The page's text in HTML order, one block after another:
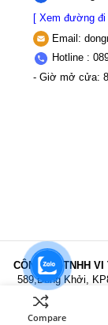
[ Xem đường đi
Email:
Hotline :
- Giờ mở cửa:
CÔNG TY TNHH VI
589,Đồng Khởi,
Đồng Nai
MST:
hoạch và Đầu tư
22/11/2017
Điện
Compare